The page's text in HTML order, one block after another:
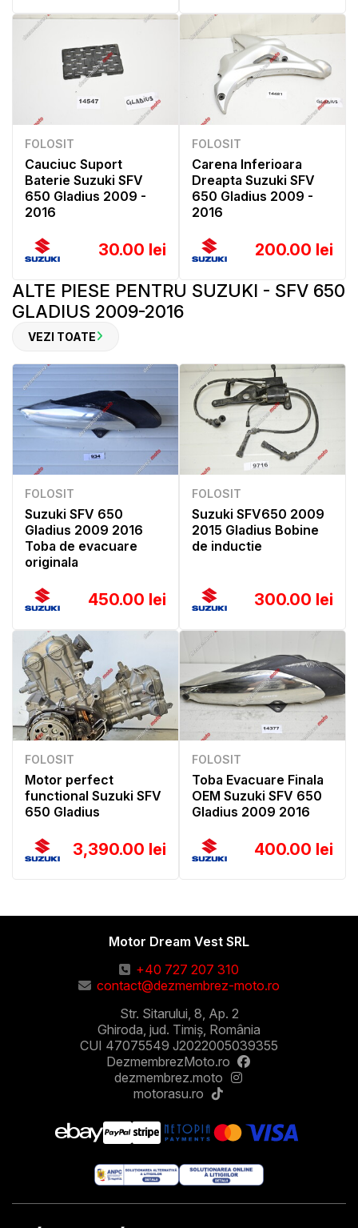
FOLOSIT
Cauciuc Suport
Baterie Suzuki SFV
650 Gladius 2009 -
2016
30.00 lei
FOLOSIT
Carena Inferioara
Dreapta Suzuki SFV
650 Gladius 2009 -
2016
200.00 lei
ALTE PIESE PENTRU SUZUKI - SFV 650
GLADIUS 2009-2016
VEZI TOATE
FOLOSIT
Suzuki SFV 650
Gladius 2009 2016
Toba de evacuare
originala
450.00 lei
FOLOSIT
Suzuki SFV650 2009
2015 Gladius Bobine
de inductie
300.00 lei
FOLOSIT
Motor perfect
functional Suzuki SFV
650 Gladius
3,390.00 lei
FOLOSIT
Toba Evacuare Finala
OEM Suzuki SFV 650
Gladius 2009 2016
400.00 lei
Motor Dream Vest SRL
+40 727 207 310
contact@dezmembrez-moto.ro
Str. Sitarului, 8, Ap. 2
Ghiroda, jud. Timiș, România
CUI 47075549 J2022005039355
DezmembrezMoto.ro
dezmembrez.moto
motorasu.ro